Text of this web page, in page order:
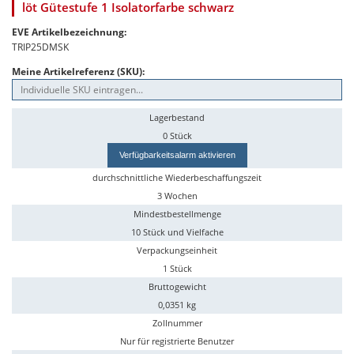
löt Gütestufe 1 Isolatorfarbe schwarz
EVE Artikelbezeichnung:
TRIP25DMSK
Meine Artikelreferenz (SKU):
Lagerbestand
0 Stück
Verfügbarkeitsalarm aktivieren
durchschnittliche Wiederbeschaffungszeit
3 Wochen
Mindestbestellmenge
10 Stück und Vielfache
Verpackungseinheit
1 Stück
Bruttogewicht
0,0351 kg
Zollnummer
Nur für registrierte Benutzer